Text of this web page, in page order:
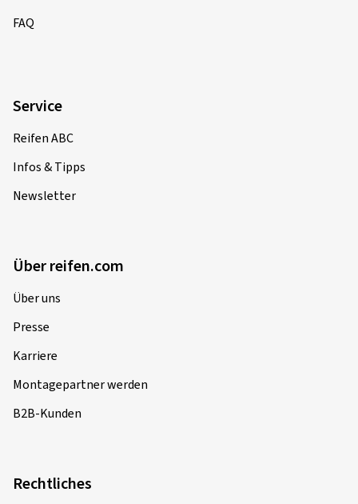
FAQ
Service
Reifen ABC
Infos & Tipps
Newsletter
Über reifen.com
Über uns
Presse
Karriere
Montagepartner werden
B2B-Kunden
Rechtliches